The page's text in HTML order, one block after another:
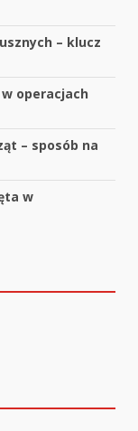
– klucz
operacjach
– sposób na
w